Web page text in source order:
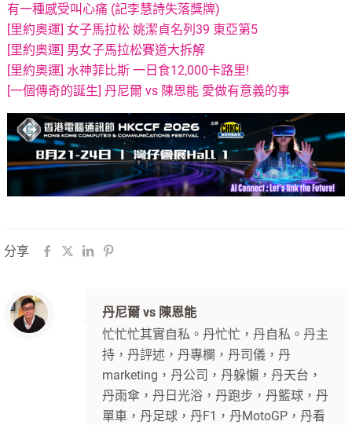
有一種感受叫心痛 (記李慧詩失落獎牌)
[里約奧運] 女子馬拉松 姚潔貞名列39 東亞第5
[里約奧運] 男女子馬拉松賽道大拆解
[里約奧運] 水神菲比斯 一日食12,000卡路里!
[一個傳奇的誕生] 丹尼爾 vs 陳恩能 愛做有意義的事
分享
丹尼爾 vs 陳恩能
忙忙忙其實自私。丹忙忙，丹自私。丹主
持，丹評述，丹專欄，丹司儀，丹
marketing，丹公司，丹躲懶，丹天台，
丹雨傘，丹日光浴，丹跑步，丹籃球，丹
單車，丹足球，丹F1，丹MotoGP，丹看